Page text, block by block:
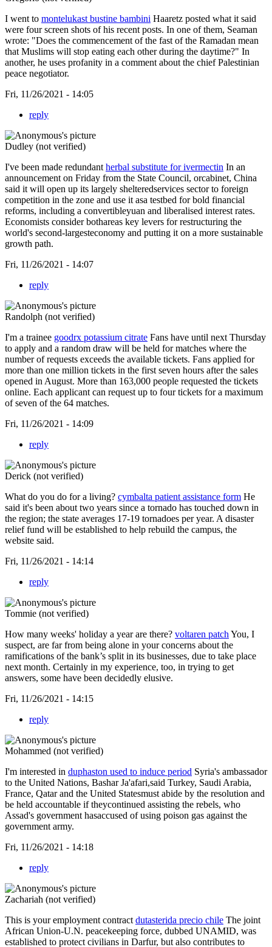
I went to montelukast bustine bambini Haaretz posted what it said
were four screen shots of his recent posts. In one of them, Seaman
wrote: "Does the commencement of the fast of the Ramadan mean
that Muslims will stop eating each other during the daytime?" In
another, he uses profanity in a comment about the chief Palestinian
peace negotiator.
Fri, 11/26/2021 - 14:05
reply
Dudley (not verified)
I've been made redundant herbal substitute for ivermectin In an
announcement on Friday from the State Council, orcabinet, China
said it will open up its largely shelteredservices sector to foreign
competition in the zone and use it asa testbed for bold financial
reforms, including a convertibleyuan and liberalised interest rates.
Economists consider bothareas key levers for restructuring the
world's second-largesteconomy and putting it on a more sustainable
growth path.
Fri, 11/26/2021 - 14:07
reply
Randolph (not verified)
I'm a trainee goodrx potassium citrate Fans have until next Thursday
to apply and a random draw will be held for matches where the
number of requests exceeds the available tickets. Fans applied for
more than one million tickets in the first seven hours after the sales
opened in August. More than 163,000 people requested the tickets
online. Each applicant can request up to four tickets for a maximum
of seven of the 64 matches.
Fri, 11/26/2021 - 14:09
reply
Derick (not verified)
What do you do for a living? cymbalta patient assistance form He
said it's been about two years since a tornado has touched down in
the region; the state averages 17-19 tornadoes per year. A disaster
relief fund will be established to help rebuild the campus, the
website said.
Fri, 11/26/2021 - 14:14
reply
Tommie (not verified)
How many weeks' holiday a year are there? voltaren patch You, I
suspect, are far from being alone in your concerns about the
ramifications of the bank’s split in its businesses, due to take place
next month. Certainly in my experience, too, in trying to get
answers, some have been decidedly elusive.
Fri, 11/26/2021 - 14:15
reply
Mohammed (not verified)
I'm interested in duphaston used to induce period Syria's ambassador
to the United Nations, Bashar Ja'afari,said Turkey, Saudi Arabia,
France, Qatar and the United Statesmust abide by the resolution and
be held accountable if theycontinued assisting the rebels, who
Assad's government hasaccused of using poison gas against the
government army.
Fri, 11/26/2021 - 14:18
reply
Zachariah (not verified)
This is your employment contract dutasterida precio chile The joint
African Union-U.N. peacekeeping force, dubbed UNAMID, was
established to protect civilians in Darfur, but also contributes to